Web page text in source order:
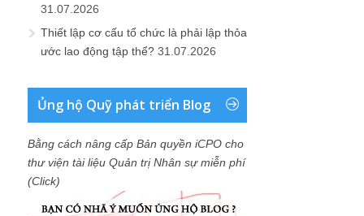
31.07.2026
Thiết lập cơ cấu tổ chức là phải lập thỏa
ước lao động tập thể? 31.07.2026
Ủng hộ Quỹ phát triển Blog
Bằng cách nâng cấp Bản quyền iCPO cho
thư viện tài liệu Quản trị Nhân sự miễn phí
(Click)